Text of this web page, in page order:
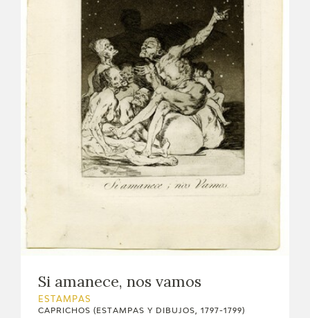
Si amanece, nos vamos
ESTAMPAS
CAPRICHOS (ESTAMPAS Y DIBUJOS, 1797-1799)